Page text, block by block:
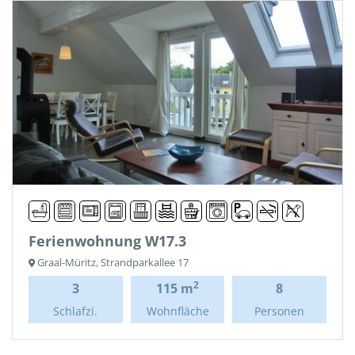
Ferienwohnung W17.3
Graal-Müritz, Strandparkallee 17
3
Schlafzi.
115 m2
Wohnfläche
8
Personen